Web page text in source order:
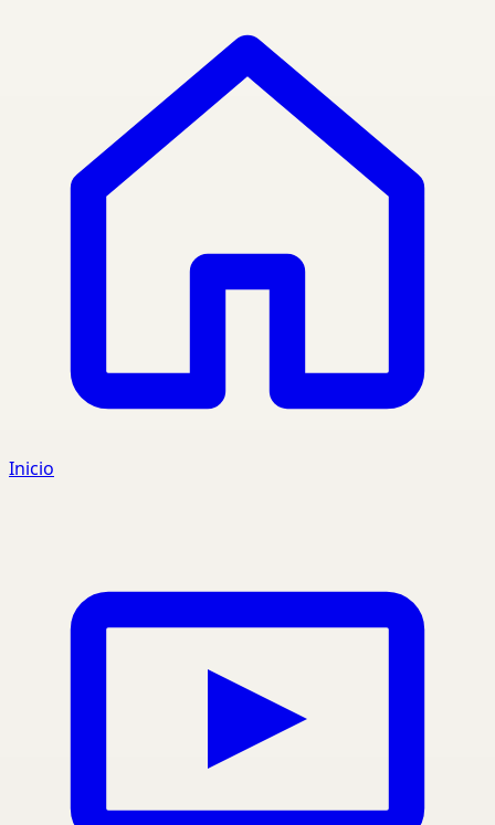
Inicio